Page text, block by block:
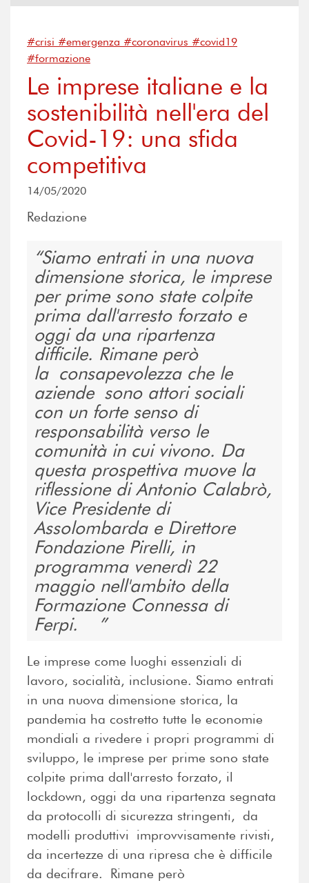
#crisi #emergenza #coronavirus #covid19
#formazione
Le imprese italiane e la
sostenibilità nell'era del
Covid-19: una sfida
competitiva
14/05/2020
Redazione
Siamo entrati in una nuova
dimensione storica, le imprese
per prime sono state colpite
prima dall'arresto forzato e
oggi da una ripartenza
difficile. Rimane però
la consapevolezza che le
aziende sono attori sociali
con un forte senso di
responsabilità verso le
comunità in cui vivono. Da
questa prospettiva muove la
riflessione di Antonio Calabrò,
Vice Presidente di
Assolombarda e Direttore
Fondazione Pirelli, in
programma venerdì 22
maggio nell'ambito della
Formazione Connessa di
Ferpi.
Le imprese come luoghi essenziali di
lavoro, socialità, inclusione. Siamo entrati
in una nuova dimensione storica, la
pandemia ha costretto tutte le economie
mondiali a rivedere i propri programmi di
sviluppo, le imprese per prime sono state
colpite prima dall'arresto forzato, il
lockdown, oggi da una ripartenza segnata
da protocolli di sicurezza stringenti, da
modelli produttivi improvvisamente rivisti,
da incertezze di una ripresa che è difficile
da decifrare. Rimane però